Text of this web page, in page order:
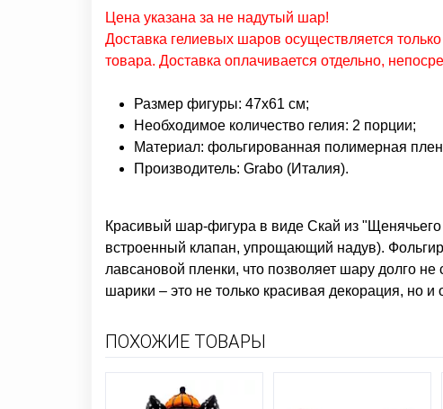
Цена указана за не надутый шар!
Доставка гелиевых шаров осуществляется
товара. Доставка оплачивается отдельно,
Размер фигуры: 47х61 см;
Необходимое количество гелия: 2 порции;
Материал: фольгированная полимерная
Производитель: Grabo (Италия).
Красивый шар-фигура в виде Скай из
встроенный клапан, упрощающий надув).
лавсановой пленки, что позволяет шару долго
шарики – это не только красивая декорация, но
ПОХОЖИЕ ТОВАРЫ